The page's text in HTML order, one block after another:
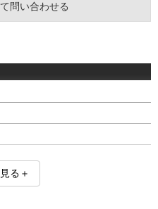
問い合わせる
る＋